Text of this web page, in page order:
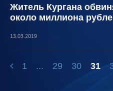
Житель Кургана
около миллиона
13.03.2019
1 ... 29 30 31